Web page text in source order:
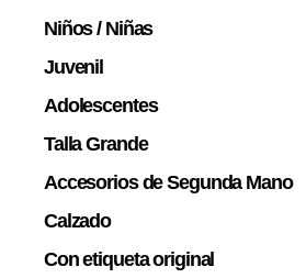
Niños / Niñas
Juvenil
Adolescentes
Talla Grande
Accesorios de Segunda Mano
Calzado
Con etiqueta original